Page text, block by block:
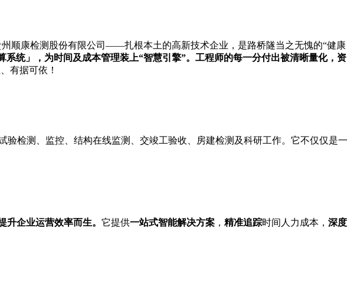
顺康检测股份有限公司——扎根本土的高新技术企业，是路桥隧当之无愧的“健康
系统」，为时间及成本管理装上“智慧引擎”。工程师的每一分付出被清晰量化，资
有据可依！
检测、监控、结构在线监测、交竣工验收、房建检测及科研工作。它不仅仅是一
企业运营效率而生。 它提供一站式智能解决方案 ， 精准追踪时间人力成本， 深度